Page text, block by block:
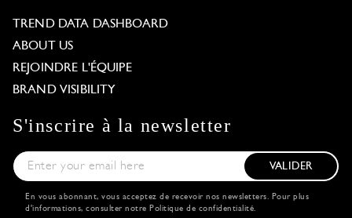
TREND DATA DASHBOARD
ABOUT US
REJOINDRE L'ÉQUIPE
BRAND VISIBILITY
S'inscrire à la newsletter
VALIDER
En vous abonnant, vous acceptez de recevoir nos newsletters. Pour plus
d'informations, consulter notre Politique de confidentialité.